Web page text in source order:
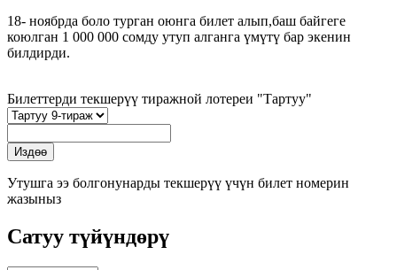
18- ноябрда боло турган оюнга билет алып,баш байгеге
коюлган 1 000 000 сомду утуп алганга үмүтү бар экенин
билдирди.
Билеттерди текшерүү тиражной лотереи "Тартуу"
Утушга ээ болгонунарды текшерүү үчүн билет номерин
жазыныз
Сатуу түйүндөрү